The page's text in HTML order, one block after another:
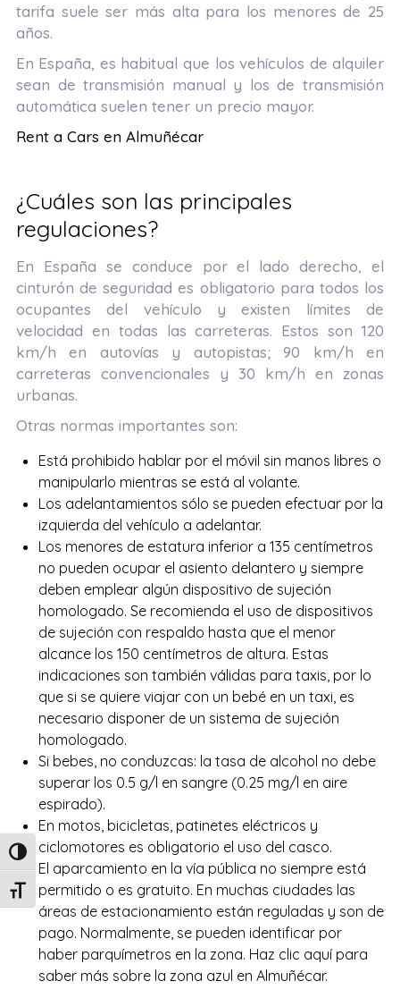
Alternar alto contraste
Alternar tamaño de letra
tarifa suele ser más alta para los menores de 25
años.
En España, es habitual que los vehículos de alquiler
sean de transmisión manual y los de transmisión
automática suelen tener un precio mayor.
Rent a Cars en Almuñécar
¿Cuáles son las principales
regulaciones?
En España se conduce por el lado derecho, el
cinturón de seguridad es obligatorio para todos los
ocupantes del vehículo y existen límites de
velocidad en todas las carreteras. Estos son 120
km/h en autovías y autopistas; 90 km/h en
carreteras convencionales y 30 km/h en zonas
urbanas.
Otras normas importantes son:
Está prohibido hablar por el móvil sin manos libres o
manipularlo mientras se está al volante.
Los adelantamientos sólo se pueden efectuar por la
izquierda del vehículo a adelantar.
Los menores de estatura inferior a 135 centímetros
no pueden ocupar el asiento delantero y siempre
deben emplear algún dispositivo de sujeción
homologado. Se recomienda el uso de dispositivos
de sujeción con respaldo hasta que el menor
alcance los 150 centímetros de altura. Estas
indicaciones son también válidas para taxis, por lo
que si se quiere viajar con un bebé en un taxi, es
necesario disponer de un sistema de sujeción
homologado.
Si bebes, no conduzcas: la tasa de alcohol no debe
superar los 0.5 g/l en sangre (0.25 mg/l en aire
espirado).
En motos, bicicletas, patinetes eléctricos y
ciclomotores es obligatorio el uso del casco.
El aparcamiento en la vía pública no siempre está
permitido o es gratuito. En muchas ciudades las
áreas de estacionamiento están reguladas y son de
pago. Normalmente, se pueden identificar por
haber parquímetros en la zona. Haz clic aquípara
saber más sobre la zona azul en Almuñécar.